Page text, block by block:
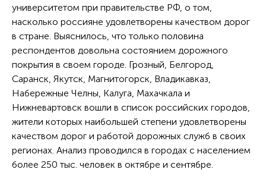
университетом при правительстве РФ, о том,
насколько россияне удовлетворены качеством дорог
в стране. Выяснилось, что только половина
респондентов довольна состоянием дорожного
покрытия в своем городе. Грозный, Белгород,
Саранск, Якутск, Магнитогорск, Владикавказ,
Набережные Челны, Калуга, Махачкала и
Нижневартовск вошли в список российских городов,
жители которых наибольшей степени удовлетворены
качеством дорог и работой дорожных служб в своих
регионах. Анализ проводился в городах с населением
более 250 тыс. человек в октябре и сентябре.